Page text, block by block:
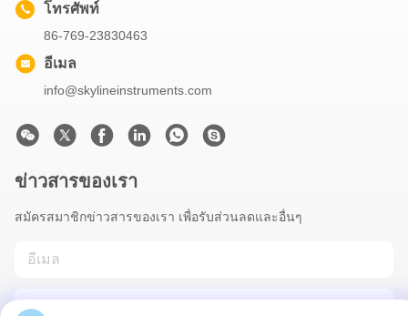
โทรศัพท์
86-769-23830463
อีเมล
info@skylineinstruments.com
ข่าวสารของเรา
สมัครสมาชิกข่าวสารของเรา เพื่อรับส่วนลดและอื่นๆ